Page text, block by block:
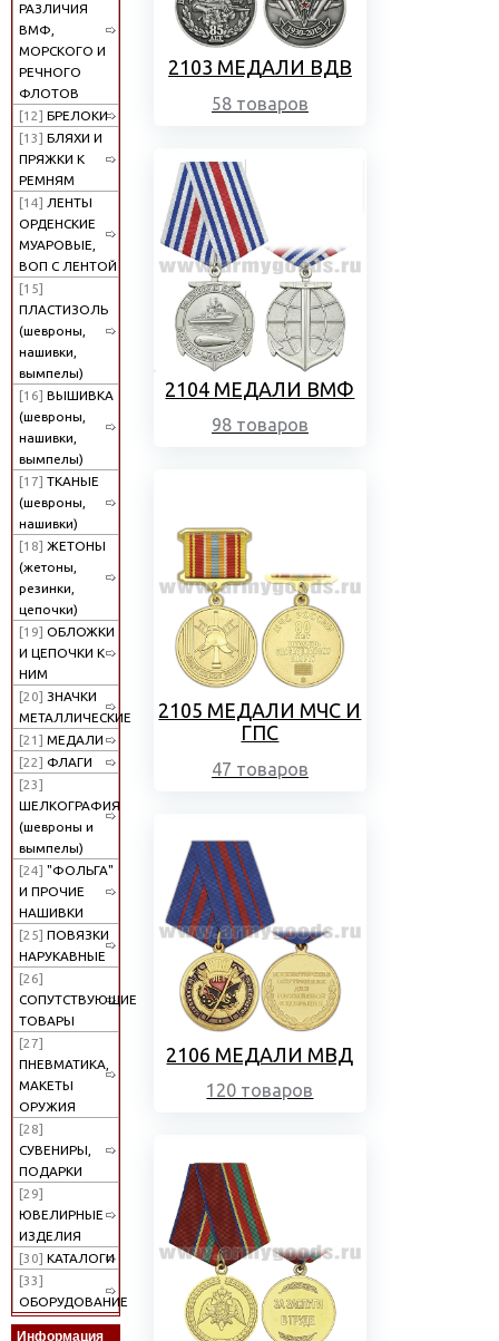
РАЗЛИЧИЯ
ВМФ,
МОРСКОГО И
РЕЧНОГО
ФЛОТОВ
[12] БРЕЛОКИ
[13] БЛЯХИ И
ПРЯЖКИ К
РЕМНЯМ
[14] ЛЕНТЫ
ОРДЕНСКИЕ
МУАРОВЫЕ,
ВОП С ЛЕНТОЙ
[15]
ПЛАСТИЗОЛЬ
(шевроны,
нашивки,
вымпелы)
[16] ВЫШИВКА
(шевроны,
нашивки,
вымпелы)
[17] ТКАНЫЕ
(шевроны,
нашивки)
[18] ЖЕТОНЫ
(жетоны,
резинки,
цепочки)
[19] ОБЛОЖКИ
И ЦЕПОЧКИ К
НИМ
[20] ЗНАЧКИ
МЕТАЛЛИЧЕСКИЕ
[21] МЕДАЛИ
[22] ФЛАГИ
[23]
ШЕЛКОГРАФИЯ
(шевроны и
вымпелы)
[24] "ФОЛЬГА"
И ПРОЧИЕ
НАШИВКИ
[25] ПОВЯЗКИ
НАРУКАВНЫЕ
[26]
СОПУТСТВУЮЩИЕ
ТОВАРЫ
[27]
ПНЕВМАТИКА,
МАКЕТЫ
ОРУЖИЯ
[28]
СУВЕНИРЫ,
ПОДАРКИ
[29]
ЮВЕЛИРНЫЕ
ИЗДЕЛИЯ
[30] КАТАЛОГИ
[33]
ОБОРУДОВАНИЕ
Информация
2103 МЕДАЛИ ВДВ
58 товаров
2104 МЕДАЛИ ВМФ
98 товаров
2105 МЕДАЛИ МЧС И
ГПС
47 товаров
2106 МЕДАЛИ МВД
120 товаров